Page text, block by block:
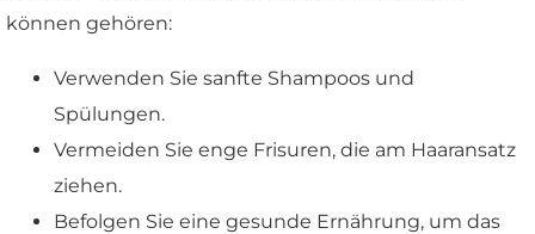
können gehören:
Verwenden Sie sanfte Shampoos und
Spülungen.
Vermeiden Sie enge Frisuren, die am Haaransatz
ziehen.
Befolgen Sie eine gesunde Ernährung, um das